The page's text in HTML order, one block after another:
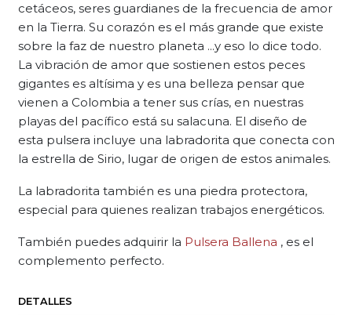
cetáceos, seres guardianes de la frecuencia de amor
en la Tierra. Su corazón es el más grande que existe
sobre la faz de nuestro planeta ...y eso lo dice todo.
La vibración de amor que sostienen estos peces
gigantes es altísima y es una belleza pensar que
vienen a Colombia a tener sus crías, en nuestras
playas del pacífico está su salacuna. El diseño de
esta pulsera incluye una labradorita que conecta con
la estrella de Sirio, lugar de origen de estos animales.
La labradorita también es una piedra protectora,
especial para quienes realizan trabajos energéticos.
También puedes adquirir la Pulsera Ballena , es el
complemento perfecto.
DETALLES